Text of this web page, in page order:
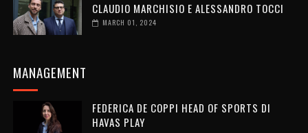
CLAUDIO MARCHISIO E ALESSANDRO TOCCI
MARCH 01, 2024
MANAGEMENT
FEDERICA DE COPPI HEAD OF SPORTS DI
HAVAS PLAY